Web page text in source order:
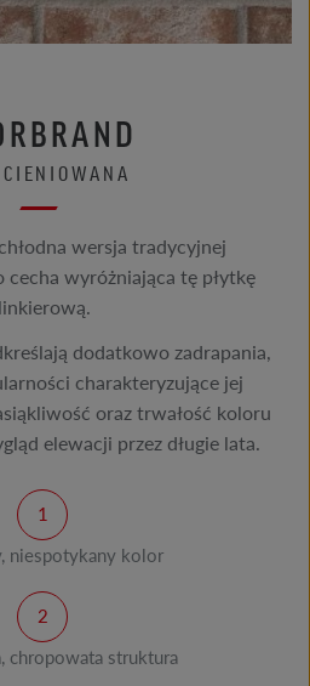
wersja tradycyjnej
wyróżniająca tę płytkę
dodatkowo zadrapania,
charakteryzujące jej
oraz trwałość koloru
elewacji przez długie lata.
niespotykany kolor
chropowata struktura